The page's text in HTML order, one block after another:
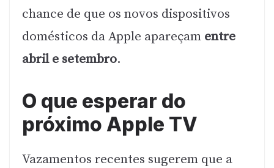
chance de que os novos dispositivos
domésticos da Apple apareçam entre
abril e setembro.
O que esperar do
próximo Apple TV
Vazamentos recentes sugerem que a